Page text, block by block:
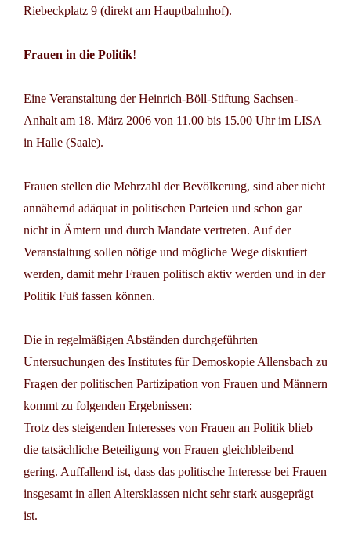
Riebeckplatz 9 (direkt am Hauptbahnhof).
Frauen in die Politik!
Eine Veranstaltung der Heinrich-Böll-Stiftung Sachsen-
Anhalt am 18. März 2006 von 11.00 bis 15.00 Uhr im LISA
in Halle (Saale).
Frauen stellen die Mehrzahl der Bevölkerung, sind aber nicht
annähernd adäquat in politischen Parteien und schon gar
nicht in Ämtern und durch Mandate vertreten. Auf der
Veranstaltung sollen nötige und mögliche Wege diskutiert
werden, damit mehr Frauen politisch aktiv werden und in der
Politik Fuß fassen können.
Die in regelmäßigen Abständen durchgeführten
Untersuchungen des Institutes für Demoskopie Allensbach zu
Fragen der politischen Partizipation von Frauen und Männern
kommt zu folgenden Ergebnissen:
Trotz des steigenden Interesses von Frauen an Politik blieb
die tatsächliche Beteiligung von Frauen gleichbleibend
gering. Auffallend ist, dass das politische Interesse bei Frauen
insgesamt in allen Altersklassen nicht sehr stark ausgeprägt
ist.